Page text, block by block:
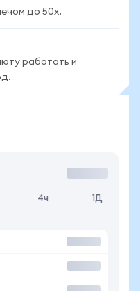
до 50x.
работать и
4ч 1Д